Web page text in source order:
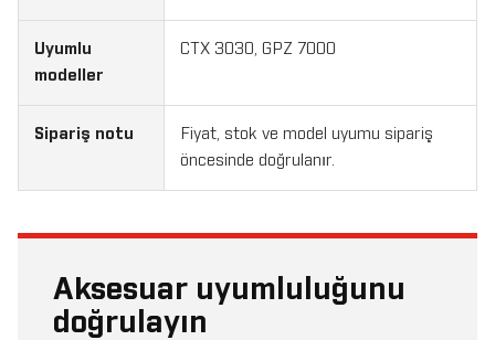
Uyumlu
modeller
CTX 3030, GPZ 7000
Sipariş notu
Fiyat, stok ve model uyumu sipariş
öncesinde doğrulanır.
Aksesuar uyumluluğunu
doğrulayın